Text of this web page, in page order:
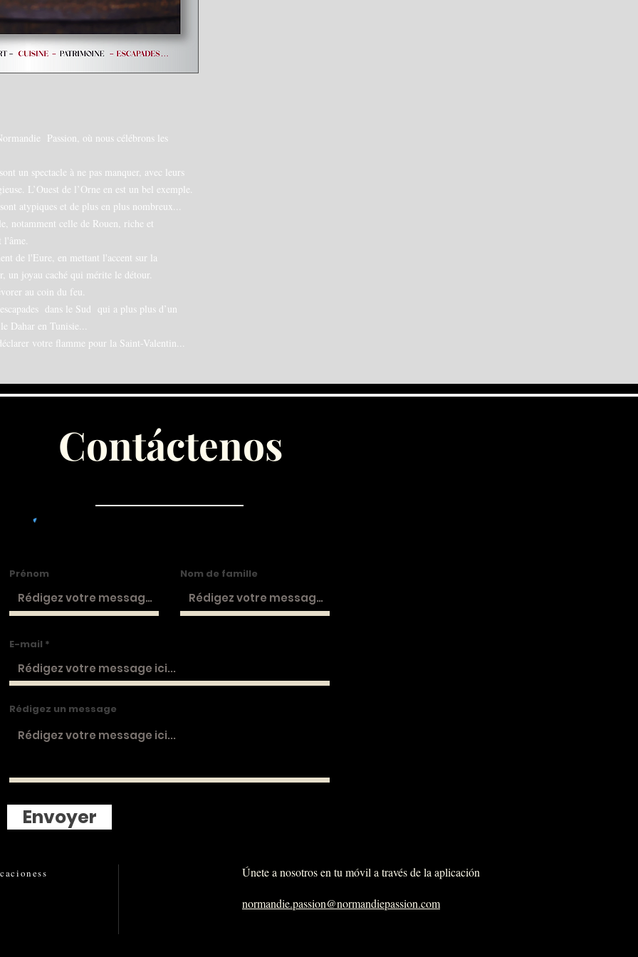
Passion, où nous célébrons les
un spectacle à ne pas manquer, avec leurs
L’Ouest de l’Orne en est un bel exemple.
atypiques et de plus en plus nombreux...
notamment celle de Rouen, riche et
de l'Eure, en mettant l'accent sur la
un joyau caché qui mérite le détour.
au coin du feu.
dans le Sud qui a plus plus d’un
Dahar en Tunisie...
votre flamme pour la Saint-Valentin...
Contáctenos
Prénom Nom de famille
E-mail
Rédigez un message
Envoyer
Únete a nosotros en tu móvil a través de la aplicación
normandie.passion@normandiepassion.com
s